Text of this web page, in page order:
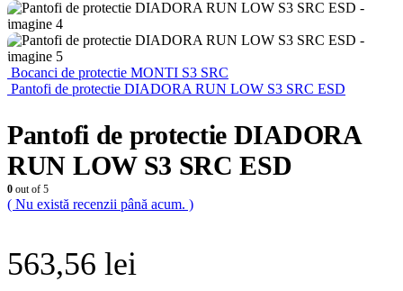
Bocanci de protectie MONTI S3 SRC
Pantofi de protectie DIADORA RUN LOW S3 SRC ESD
Pantofi de protectie DIADORA
RUN LOW S3 SRC ESD
0 out of 5
( Nu există recenzii până acum. )
563,56 lei